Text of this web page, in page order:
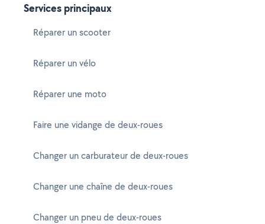
Services principaux
Réparer un scooter
Réparer un vélo
Réparer une moto
Faire une vidange de deux-roues
Changer un carburateur de deux-roues
Changer une chaîne de deux-roues
Changer un pneu de deux-roues